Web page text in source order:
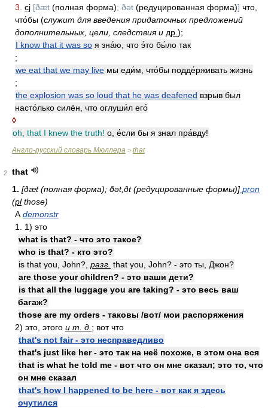
3. cj [ðæt (полная форма); ðət (редуцированная форма)] что,
что́бы (служит для введения придаточных предложений
дополнительных, цели, следствия и др. );
I know that it was so я зна́ю, что э́то бы́ло так
;
we eat that we may live мы еди́м, что́бы подде́рживать жизнь
;
the explosion was so loud that he was deafened взрыв был
насто́лько силён, что оглуши́л его́
◊
oh, that I knew the truth! о, е́сли бы я знал пра́вду!
Англо-русский словарь Мюллера > that
2
that
1. [ðæt (полная форма); ðət,ðt (редуцированные формы)] pron
(plthose)
А demonstr
1. 1) это
what is that? - что это такое?
who is that? - кто это?
is that you, John?, разг. that you, John? - это ты, Джон?
are those your children? - это ваши дети?
is that all the luggage you are taking? - это весь ваш
багаж?
those are my orders - таковы /вот/ мои распоряжения
2) это, этого и т. д. ; вот что
that's not fair - это несправедливо
that's just like her - это так на неё похоже, в этом она вся
that is what he told me - вот что он мне сказал; это то, что
он мне сказал
that's how I happened to be here - вот как я здесь
очутился